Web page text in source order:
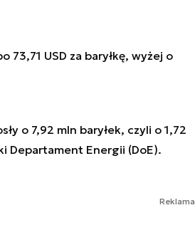
73,71 USD za baryłkę, wyżej o
o 7,92 mln baryłek, czyli o 1,72
Departament Energii (DoE).
Reklama